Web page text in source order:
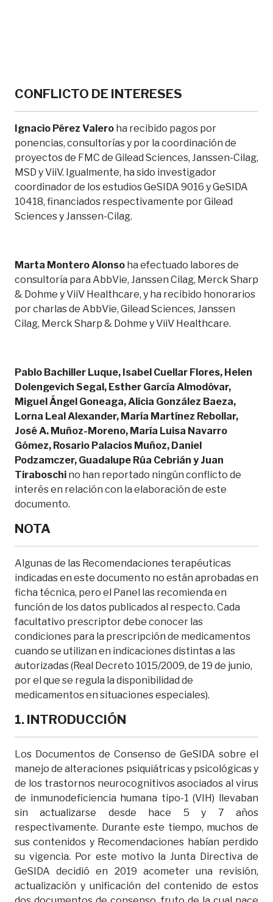
CONFLICTO DE INTERESES
Ignacio Pérez Valero ha recibido pagos por
ponencias, consultorías y por la coordinación de
proyectos de FMC de Gilead Sciences, Janssen-Cilag,
MSD y ViiV. Igualmente, ha sido investigador
coordinador de los estudios GeSIDA 9016 y GeSIDA
10418, financiados respectivamente por Gilead
Sciences y Janssen-Cilag.
Marta Montero Alonso ha efectuado labores de
consultoría para AbbVie, Janssen Cilag, Merck Sharp
& Dohme y ViiV Healthcare, y ha recibido honorarios
por charlas de AbbVie, Gilead Sciences, Janssen
Cilag, Merck Sharp & Dohme y ViiV Healthcare.
Pablo Bachiller Luque, Isabel Cuellar Flores, Helen
Dolengevich Segal, Esther García Almodóvar,
Miguel Ángel Goneaga, Alicia González Baeza,
Lorna Leal Alexander, María Martínez Rebollar,
José A. Muñoz-Moreno, María Luisa Navarro
Gómez, Rosario Palacios Muñoz, Daniel
Podzamczer, Guadalupe Rúa Cebrián y Juan
Tiraboschi no han reportado ningún conflicto de
interés en relación con la elaboración de este
documento.
NOTA
Algunas de las Recomendaciones terapéuticas
indicadas en este documento no están aprobadas en
ficha técnica, pero el Panel las recomienda en
función de los datos publicados al respecto. Cada
facultativo prescriptor debe conocer las
condiciones para la prescripción de medicamentos
cuando se utilizan en indicaciones distintas a las
autorizadas (Real Decreto 1015/2009, de 19 de junio,
por el que se regula la disponibilidad de
medicamentos en situaciones especiales).
1. INTRODUCCIÓN
Los Documentos de Consenso de GeSIDA sobre el
manejo de alteraciones psiquiátricas y psicológicas y
de los trastornos neurocognitivos asociados al virus
de inmunodeficiencia humana tipo-1 (VIH) llevaban
sin actualizarse desde hace 5 y 7 años
respectivamente. Durante este tiempo, muchos de
sus contenidos y Recomendaciones habían perdido
su vigencia. Por este motivo la Junta Directiva de
GeSIDA decidió en 2019 acometer una revisión,
actualización y unificación del contenido de estos